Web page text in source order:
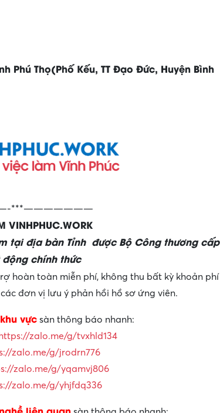
Phú Thọ(Phố Kếu, TT Đạo Đức, Huyện Bình
***———————
VINHPHUC.WORK
tại địa bàn Tỉnh được Bộ Công thương cấp
chính thức
hoàn toàn miễn phí, không thu bất kỳ khoản phí
đơn vị lưu ý phản hồi hồ sơ ứng viên.
vựcsàn thông báo nhanh:
https://zalo.me/g/tvxhld134
zalo.me/g/jrodrn776
zalo.me/g/yqamvj806
zalo.me/g/yhjfdq336
liên quan